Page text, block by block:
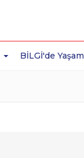
BİLGİ'de Yaşam